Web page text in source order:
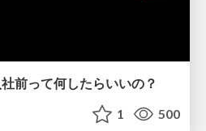
前って何したらいいの？
1 500